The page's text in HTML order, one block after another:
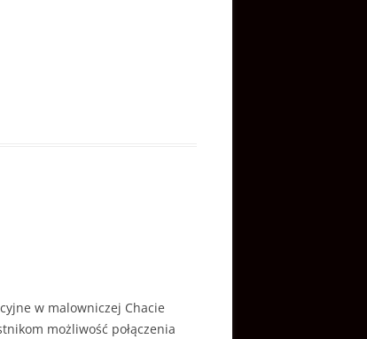
w malowniczej Chacie
możliwość połączenia